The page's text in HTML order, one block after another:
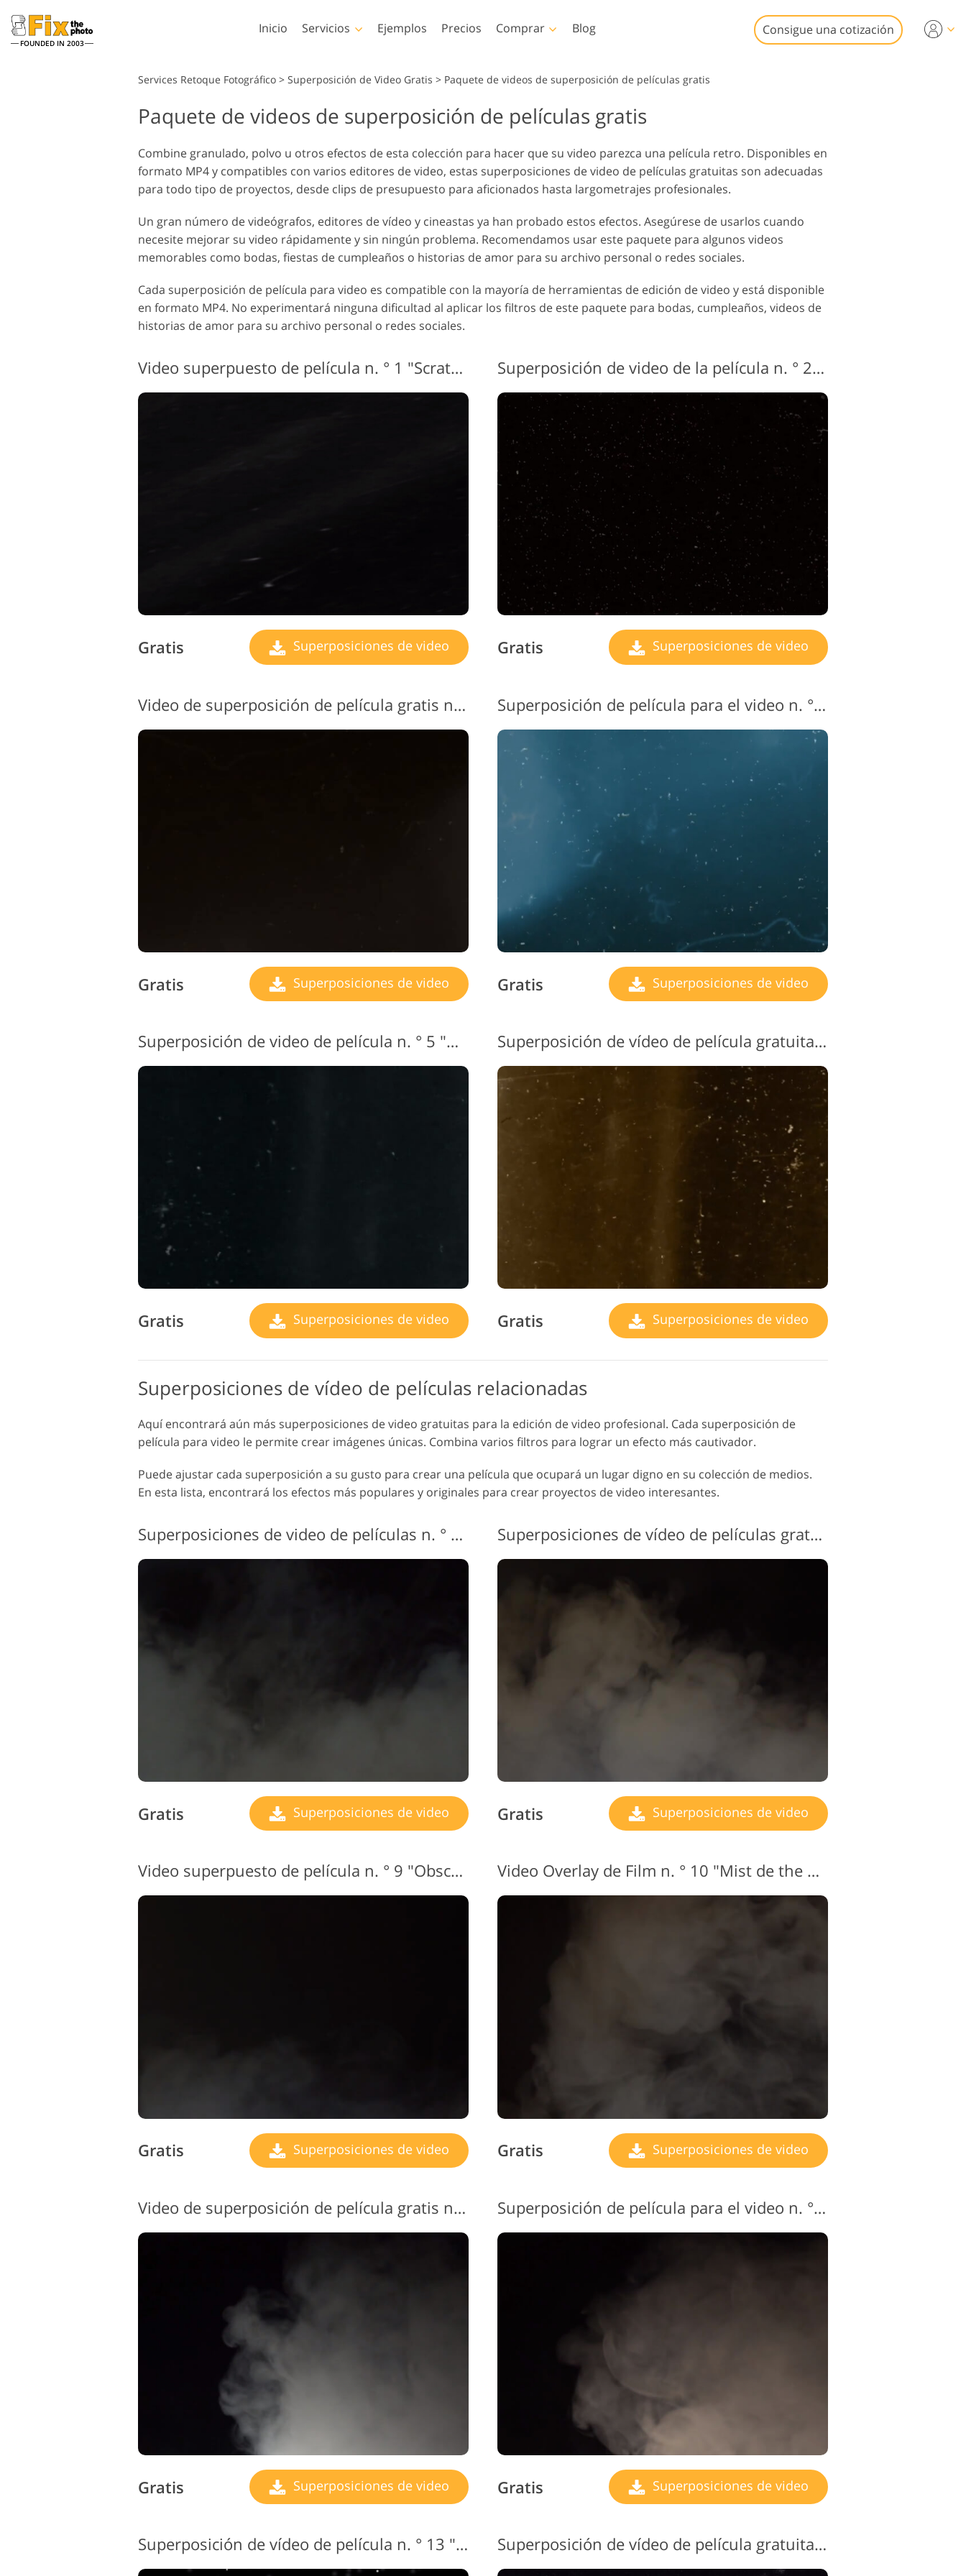
FOUNDED IN 2003
Inicio Servicios
cabeza
fotográfico de bebés
Servicios de Edición de
Fotos de Bodas
Modelos generados por IA
para prendas de vestir
Servicios de manipulación
de imágenes
Servicios de restauración
de fotografías
Ejemplos Precios Comprar
Lightroom
Preestablecidos de
Lightroom
Colecciones completas
de preajustes LR
Ajustes preestablecidos
de mejor oferta
Colección móvil
Photoshop
Acciones de Photoshop
Superposiciones de
Photoshop
Texturas de Photoshop
completas
Ps superpone
colecciones enteras
Templates
Plantillas
Tarjetas de San Valentín
Invitaciones de boda
Invitación de cumpleaños
Video
LUT profesionales
Blog Consigue una cotización
Services Retoque Fotográfico > Superposición de Video Gratis > Paquete de videos de superposición de películas gratis
Paquete de videos de superposición de películas gratis
Combine granulado, polvo u otros efectos de esta colección para hacer que su video parezca una película retro. Disponibles en
formato MP4 y compatibles con varios editores de video, estas superposiciones de video de películas gratuitas son adecuadas
para todo tipo de proyectos, desde clips de presupuesto para aficionados hasta largometrajes profesionales.
Un gran número de videógrafos, editores de vídeo y cineastas ya han probado estos efectos. Asegúrese de usarlos cuando
necesite mejorar su video rápidamente y sin ningún problema. Recomendamos usar este paquete para algunos videos
memorables como bodas, fiestas de cumpleaños o historias de amor para su archivo personal o redes sociales.
Cada superposición de película para video es compatible con la mayoría de herramientas de edición de video y está disponible
en formato MP4. No experimentará ninguna dificultad al aplicar los filtros de este paquete para bodas, cumpleaños, videos de
historias de amor para su archivo personal o redes sociales.
Video superpuesto de película n. ° 1 "Scratched Film"
Gratis Superposiciones de video
Superposición de video de la película n. ° 2 "Grainy"
Gratis Superposiciones de video
Video de superposición de película gratis n. ° 3 "Retro Feel"
Gratis Superposiciones de video
Superposición de película para el video n. ° 4 "Submerged"
Gratis Superposiciones de video
Superposición de video de película n. ° 5 "Grunge"
Gratis Superposiciones de video
Superposición de vídeo de película gratuita n. ° 6 "Vintage"
Gratis Superposiciones de video
Superposiciones de vídeo de películas relacionadas
Aquí encontrará aún más superposiciones de video gratuitas para la edición de video profesional. Cada superposición de
película para video le permite crear imágenes únicas. Combina varios filtros para lograr un efecto más cautivador.
Puede ajustar cada superposición a su gusto para crear una película que ocupará un lugar digno en su colección de medios.
En esta lista, encontrará los efectos más populares y originales para crear proyectos de video interesantes.
Superposiciones de video de películas n. ° 7 "Ambiguity"
Gratis Superposiciones de video
Superposiciones de vídeo de películas gratuitas n. ° 8 "Enigma"
Gratis Superposiciones de video
Video superpuesto de película n. ° 9 "Obscurity"
Gratis Superposiciones de video
Video Overlay de Film n. ° 10 "Mist de the Past"
Gratis Superposiciones de video
Video de superposición de película gratis n. ° 11 "Thick Haze"
Gratis Superposiciones de video
Superposición de película para el video n. ° 12 "Dawn de Times"
Gratis Superposiciones de video
Superposición de vídeo de película n. ° 13 "Particles" Superposición de vídeo de película gratuita n.º 14 "Dust Bunnies"